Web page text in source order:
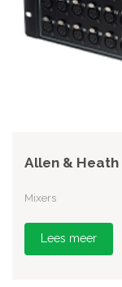
Allen & Heath
Mixers
Lees meer